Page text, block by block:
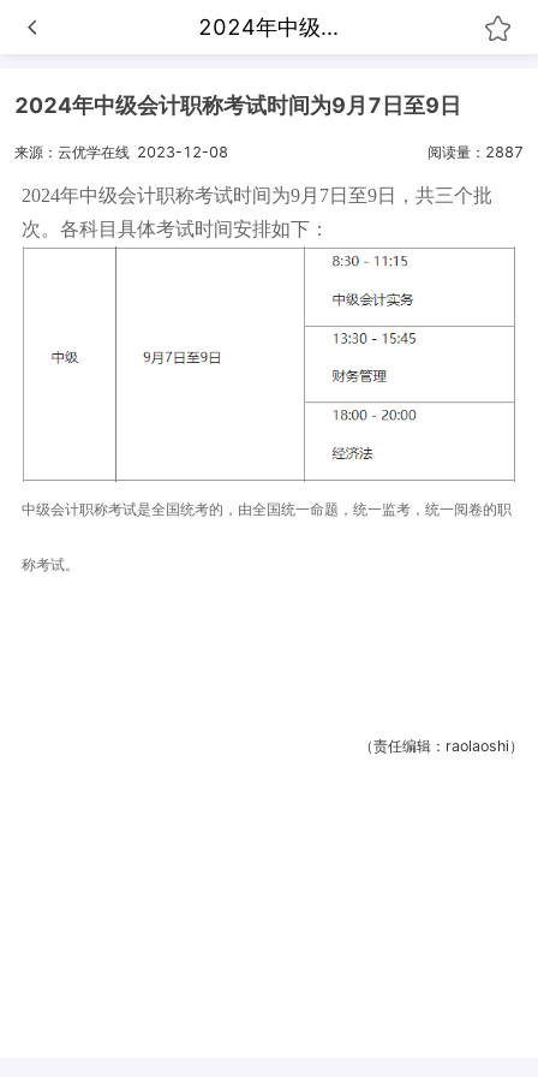
2024年中级...
2024年中级会计职称考试时间为9月7日至9日
来源：云优学在线 2023-12-08 阅读量：2887
2024年中级会计职称考试时间为9月7日至9日，共三个批
次。各科目具体考试时间安排如下：
中级会计职称考试是全国统考的，由全国统一命题，统一监考，统一阅卷的职
称考试。
（责任编辑：raolaoshi）